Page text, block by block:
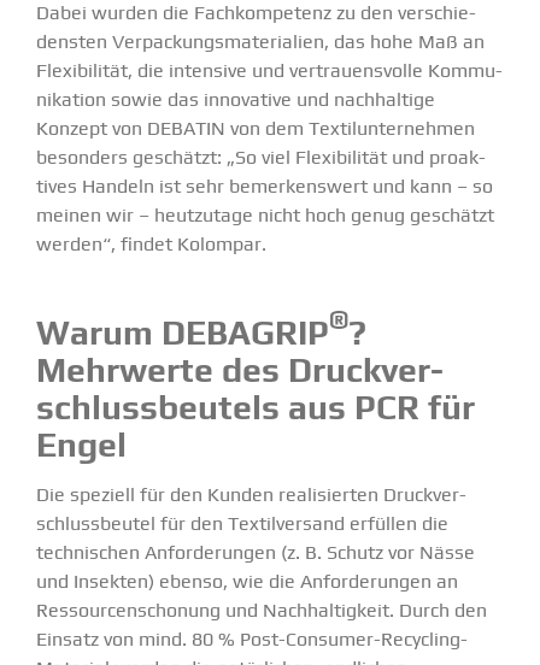
Dabei wurden die Fachkom­petenz zu den verschie­
densten Verpa­ckungs­ma­te­rialien, das hohe Maß an
Flexi­bi­lität, die intensive und vertrau­ens­volle Kommu­
ni­kation sowie das innovative und nachhaltige
Konzept von DEBATIN von dem Textil­un­ter­nehmen
besonders geschätzt: „So viel Flexi­bi­lität und proak­
tives Handeln ist sehr bemer­kenswert und kann – so
meinen wir – heutzutage nicht hoch genug geschätzt
werden“, findet Kolompar.
Warum DEBAGRIP®?
Mehrwerte des Druck­ver­
schluss­beutels aus PCR für
Engel
Die speziell für den Kunden reali­sierten Druck­ver­
schluss­beutel für den Textil­versand erfüllen die
techni­schen Anfor­de­rungen (z. B. Schutz vor Nässe
und Insekten) ebenso, wie die Anfor­de­rungen an
Ressour­cen­schonung und Nachhal­tigkeit. Durch den
Einsatz von mind. 80 % Post-Consumer-Recycling-